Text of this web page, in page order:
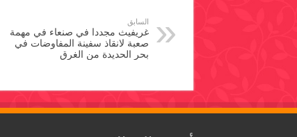
السابق
غريفيث مجددا في صنعاء في مهمة
صعبة لانقاذ سفينة المفاوضات في
بحر الحديدة من الغرق